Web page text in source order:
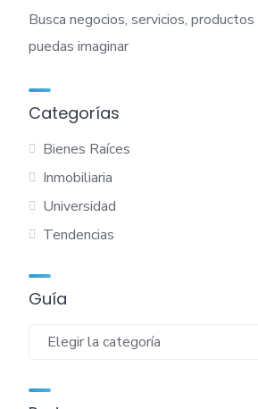
Busca negocios, servicios,
puedas imaginar
Categorías
Bienes Raíces
Inmobiliaria
Universidad
Tendencias
Guía
Guía